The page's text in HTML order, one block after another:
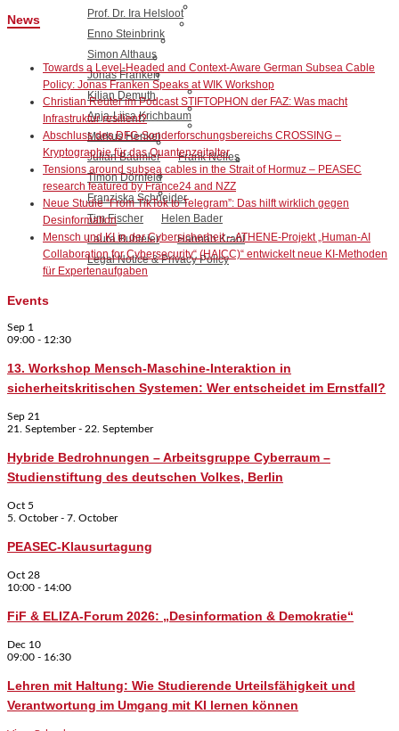
Prof. Dr. Ira Helsloot
Enno Steinbrink
Simon Althaus
Jonas Franken
Kilian Demuth
Anja-Liisa Krichbaum
Markus Henkel
Julian Bäumler
Frank Nelles
Timon Dörnfeld
Franziska Schneider
Tim Fischer
Helen Bader
Laura Buhleier
Hannah Krahl
Legal Notice & Privacy Policy
News
Towards a Level-Headed and Context-Aware German Subsea Cable
Policy: Jonas Franken Speaks at WIK Workshop
Christian Reuter im Podcast STIFTOPHON der FAZ: Was macht
Infrastruktur resilient?
Abschluss des DFG-Sonderforschungsbereichs CROSSING –
Kryptographie für das Quantenzeitalter
Tensions around subsea cables in the Strait of Hormuz – PEASEC
research featured by France24 and NZZ
Neue Studie “From TikTok to Telegram”: Das hilft wirklich gegen
Desinformation
Mensch und KI in der Cybersicherheit – ATHENE-Projekt „Human-AI
Collaboration for Cybersecurity“ (HAICC)“ entwickelt neue KI-Methoden
für Expertenaufgaben
Events
Sep 1
09:00 - 12:30
13. Workshop Mensch-Maschine-Interaktion in
sicherheitskritischen Systemen: Wer entscheidet im Ernstfall?
Sep 21
21. September- 22. September
Hybride Bedrohnungen – Arbeitsgruppe Cyberraum –
Studienstiftung des deutschen Volkes, Berlin
Oct 5
5. October- 7. October
PEASEC-Klausurtagung
Oct 28
10:00 - 14:00
FiF & ELIZA-Forum 2026: „Desinformation & Demokratie“
Dec 10
09:00 - 16:30
Lehren mit Haltung: Wie Studierende Urteilsfähigkeit und
Verantwortung im Umgang mit KI lernen können